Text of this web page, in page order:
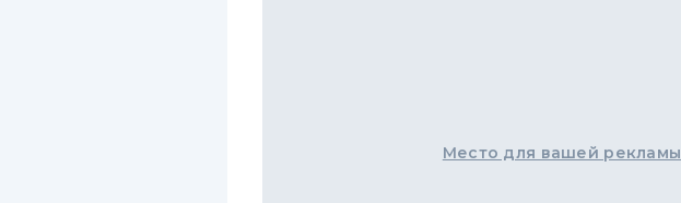
Место для вашей рекламы